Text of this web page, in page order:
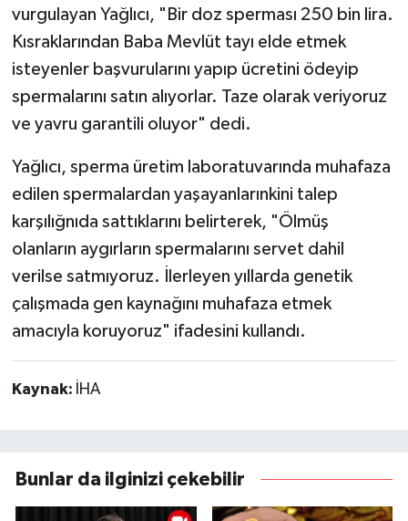
vurgulayan Yağlıcı, "Bir doz sperması 250 bin lira.
Kısraklarından Baba Mevlüt tayı elde etmek
isteyenler başvurularını yapıp ücretini ödeyip
spermalarını satın alıyorlar. Taze olarak veriyoruz
ve yavru garantili oluyor" dedi.
Yağlıcı, sperma üretim laboratuvarında muhafaza
edilen spermalardan yaşayanlarınkini talep
karşılığnıda sattıklarını belirterek, "Ölmüş
olanların aygırların spermalarını servet dahil
verilse satmıyoruz. İlerleyen yıllarda genetik
çalışmada gen kaynağını muhafaza etmek
amacıyla koruyoruz" ifadesini kullandı.
Kaynak: İHA
Bunlar da ilginizi çekebilir